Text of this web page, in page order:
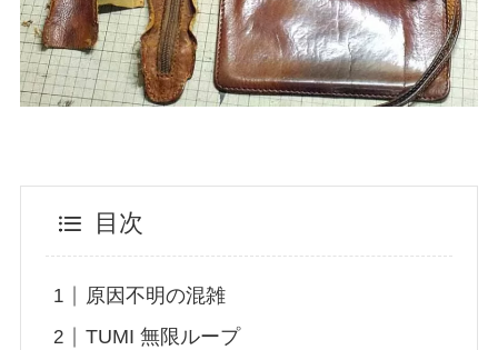
目次
原因不明の混雑
TUMI 無限ループ